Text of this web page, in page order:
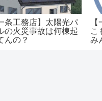
条工務店】太陽光パ
の火災事故は何棟起
んの？
こ
み